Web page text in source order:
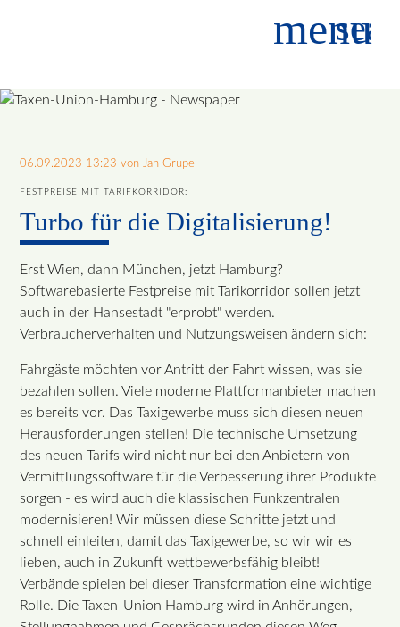
menu
06.09.2023 13:23 von Jan Grupe
FESTPREISE MIT TARIFKORRIDOR:
Turbo für die Digitalisierung!
Erst Wien, dann München, jetzt Hamburg?
Softwarebasierte Festpreise mit Tarikorridor sollen jetzt
auch in der Hansestadt "erprobt" werden.
Verbraucherverhalten und Nutzungsweisen ändern sich:
Fahrgäste möchten vor Antritt der Fahrt wissen, was sie
bezahlen sollen. Viele moderne Plattformanbieter machen
es bereits vor. Das Taxigewerbe muss sich diesen neuen
Herausforderungen stellen! Die technische Umsetzung
des neuen Tarifs wird nicht nur bei den Anbietern von
Vermittlungssoftware für die Verbesserung ihrer Produkte
sorgen - es wird auch die klassischen Funkzentralen
modernisieren! Wir müssen diese Schritte jetzt und
schnell einleiten, damit das Taxigewerbe, so wir wir es
lieben, auch in Zukunft wettbewerbsfähig bleibt!
Verbände spielen bei dieser Transformation eine wichtige
Rolle. Die Taxen-Union Hamburg wird in Anhörungen,